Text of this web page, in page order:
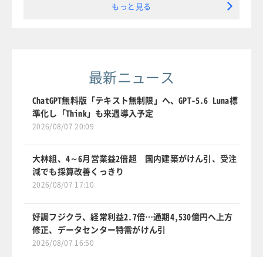
もっと見る
最新ニュース
ChatGPT無料版「テキスト無制限」へ、GPT-5.6 Luna標
準化し「Think」も来週導入予定
2026/08/07 20:09
大林組、4～6月営業益2倍超 国内建築がけん引、受注
減でも採算改善くっきり
2026/08/07 17:10
好調フジクラ、経常利益2.7倍…通期4,530億円へ上方
修正、データセンター特需がけん引
2026/08/07 16:50